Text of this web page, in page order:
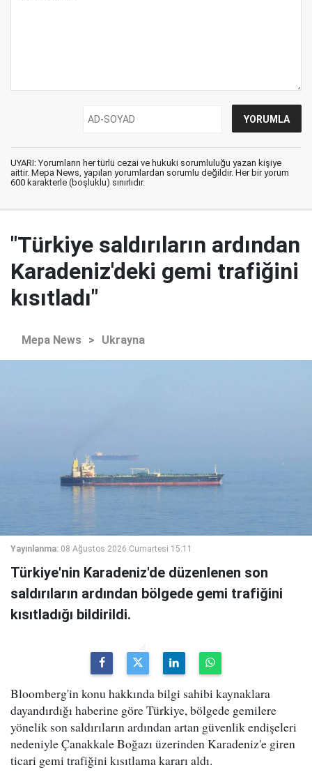
UYARI: Yorumların her türlü cezai ve hukuki sorumluluğu yazan kişiye
aittir. Mepa News, yapılan yorumlardan sorumlu değildir. Her bir yorum
600 karakterle (boşluklu) sınırlıdır.
"Türkiye saldırıların ardından
Karadeniz'deki gemi trafiğini
kısıtladı"
Mepa News > Ukrayna
Yayınlanma: 08 Ağustos 2026 Cumartesi 15:11
Türkiye'nin Karadeniz'de düzenlenen son
saldırıların ardından bölgede gemi trafiğini
kısıtladığı bildirildi.
Bloomberg'in konu hakkında bilgi sahibi kaynaklara
dayandırdığı haberine göre Türkiye, bölgede gemilere
yönelik son saldırıların ardından artan güvenlik endişeleri
nedeniyle Çanakkale Boğazı üzerinden Karadeniz'e giren
ticari gemi trafiğini kısıtlama kararı aldı.